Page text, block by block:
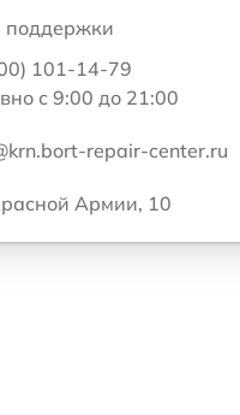
поддержки
101-14-79
с 9:00 до 21:00
repair-center.ru
Армии, 10